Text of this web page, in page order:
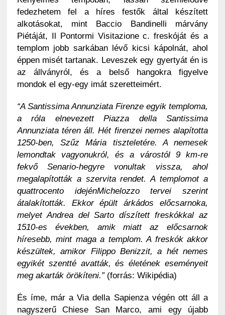
fedezhetem fel a híres festők által készített
alkotásokat, mint Baccio Bandinelli márvány
Piétáját, Il Pontormi Visitazione c. freskóját és a
templom jobb sarkában lévő kicsi kápolnát, ahol
éppen misét tartanak. Leveszek egy gyertyát én is
az állványról, és a belső hangokra figyelve
mondok el egy-egy imát szeretteimért.
“A Santissima Annunziata Firenze egyik temploma,
a róla elnevezett Piazza della Santissima
Annunziata téren áll. Hét firenzei nemes alapította
1250-ben, Szűz Mária tiszteletére. A nemesek
lemondtak vagyonukról, és a várostól 9 km-re
fekvő Senario-hegyre vonultak vissza, ahol
megalapították a szervita rendet. A templomot a
quattrocento idejénMichelozzo tervei szerint
átalakították. Ekkor épült árkádos előcsarnoka,
melyet Andrea del Sarto díszített freskókkal az
1510-es években, amik miatt az előcsarnok
híresebb, mint maga a templom. A freskók akkor
készültek, amikor Filippo Benizzit, a hét nemes
egyikét szentté avatták, és életének eseményeit
meg akarták örökíteni.” (forrás: Wikipédia)
És íme, már a Via della Sapienza végén ott áll a
nagyszerű Chiese San Marco, ami egy újabb